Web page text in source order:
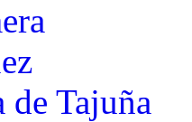
de Tajuña